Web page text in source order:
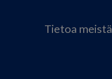
Tietoa meistä